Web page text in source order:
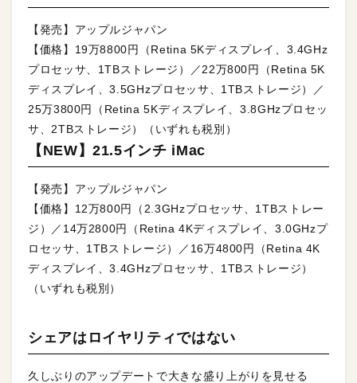
【発売】アップルジャパン
【価格】19万8800円（Retina 5Kディスプレイ、3.4GHz
プロセッサ、1TBストレージ）／22万800円（Retina 5K
ディスプレイ、3.5GHzプロセッサ、1TBストレージ）／
25万3800円（Retina 5Kディスプレイ、3.8GHzプロセッ
サ、2TBストレージ）（いずれも税別）
【NEW】21.5インチ iMac
【発売】アップルジャパン
【価格】12万800円（2.3GHzプロセッサ、1TBストレー
ジ）／14万2800円（Retina 4Kディスプレイ、3.0GHzプ
ロセッサ、1TBストレージ）／16万4800円（Retina 4K
ディスプレイ、3.4GHzプロセッサ、1TBストレージ）
（いずれも税別）
シェアはロイヤリティではない
久しぶりのアップデートで大きな盛り上がりを見せる